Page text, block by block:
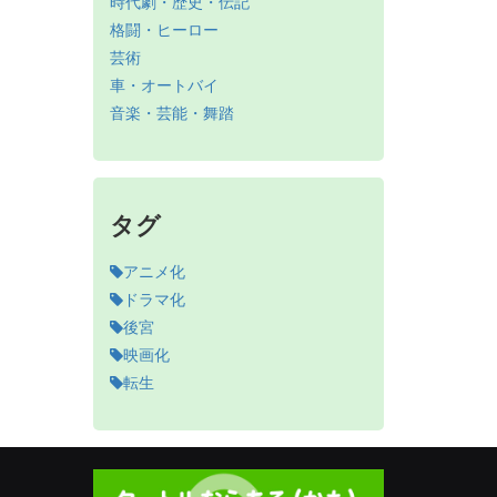
格闘・ヒーロー
芸術
車・オートバイ
音楽・芸能・舞踏
タグ
アニメ化
ドラマ化
後宮
映画化
転生